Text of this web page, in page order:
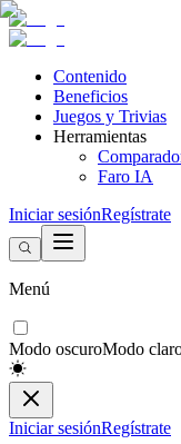
Contenido
Beneficios
Juegos y Trivias
Herramientas
Faro IA
Iniciar sesiónRegístrate
Menú
Modo oscuroModo
Iniciar sesiónRegístrate